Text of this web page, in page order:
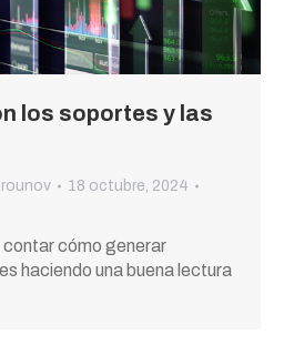
los soportes y las
18 octubre, 2024
cómo generar
haciendo una buena lectura